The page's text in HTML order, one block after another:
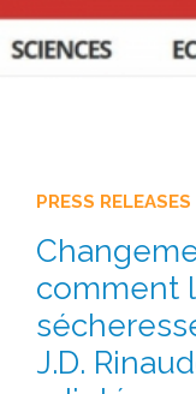
PRESS RELEASES
comment
J.D.